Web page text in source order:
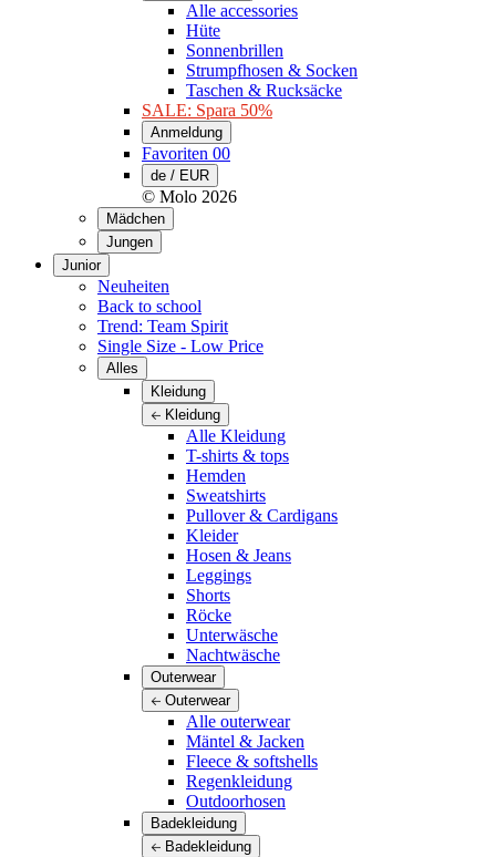
Alle accessories
Hüte
Sonnenbrillen
Strumpfhosen & Socken
Taschen & Rucksäcke
SALE: Spara 50%
Anmeldung
Favoriten 00
de / EUR
© Molo 2026
Mädchen
Jungen
Junior
Neuheiten
Back to school
Trend: Team Spirit
Single Size - Low Price
Alles
Kleidung
Kleidung
Alle Kleidung
T-shirts & tops
Hemden
Sweatshirts
Pullover & Cardigans
Kleider
Hosen & Jeans
Leggings
Shorts
Röcke
Unterwäsche
Nachtwäsche
Outerwear
Outerwear
Alle outerwear
Mäntel & Jacken
Fleece & softshells
Regenkleidung
Outdoorhosen
Badekleidung
Badekleidung